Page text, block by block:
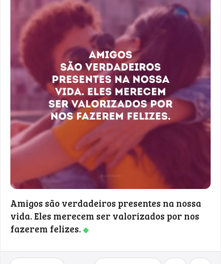
Amigos são verdadeiros presentes na nossa
vida. Eles merecem ser valorizados por nos
fazerem felizes.◆